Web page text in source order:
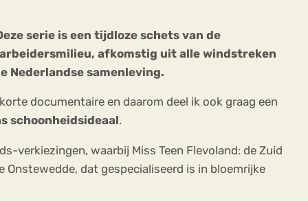
serie is een tijdloze schets van de
afkomstig uit alle windstreken
Nederlandse samenleving.
documentaire en daarom deel ik ook graag een
schoonheidsideaal.
verkiezingen, waarbij Miss Teen Flevoland: de Zuid
Onstewedde, dat gespecialiseerd is in bloemrijke